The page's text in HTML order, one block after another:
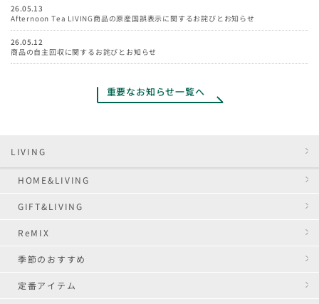
賞品内容および期間等の本キャンペーンの実施内容は、止むを得ない事由により
Xのメンテナンスまたはシステム上の不具合等により、Xにログインができない、
投稿ができない、XのAPIより一部または全部のデータが取得できない等の状況が
発生し、本キャンペーンへのご参加および正常な運用に支障が出た場合は、本キ
応募受付のご確認、賞品内容および当選・落選についてのご質問等、SNS公式ア
異なるアカウントで同一人物が重複当選した場合、一部または全部の当選を無効
ます。
は換金することはできません。
26.05.13
Afternoon Tea LIVING商品の原産国誤表示に関するお詫びとお知らせ
26.05.12
商品の自主回収に関するお詫びとお知らせ
重要なお知らせ一覧へ
LIVING
HOME&LIVING
GIFT&LIVING
ReMIX
季節のおすすめ
定番アイテム